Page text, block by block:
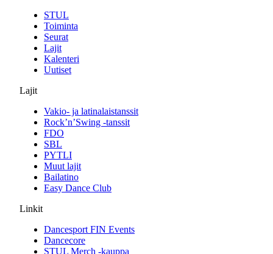
STUL
Toiminta
Seurat
Lajit
Kalenteri
Uutiset
Lajit
Vakio- ja latinalaistanssit
Rock’n’Swing -tanssit
FDO
SBL
PYTLI
Muut lajit
Bailatino
Easy Dance Club
Linkit
Dancesport FIN Events
Dancecore
STUL Merch -kauppa